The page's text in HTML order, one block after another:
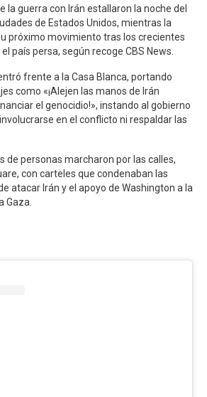
la guerra con Irán estallaron la noche del
de Estados Unidos, mientras la
próximo movimiento tras los crecientes
país persa, según recoge CBS News.
frente a la Casa Blanca, portando
como «¡Alejen las manos de Irán
el genocidio!», instando al gobierno
en el conflicto ni respaldar las
de personas marcharon por las calles,
con carteles que condenaban las
atacar Irán y el apoyo de Washington a la
Gaza.